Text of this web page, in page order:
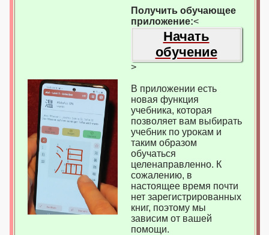
Получить обучающее
приложение:<
Начать
обучение
>
В приложении есть
новая функция
учебника, которая
позволяет вам выбирать
учебник по урокам и
таким образом
обучаться
целенаправленно. К
сожалению, в
настоящее время почти
нет зарегистрированных
книг, поэтому мы
зависим от вашей
помощи.